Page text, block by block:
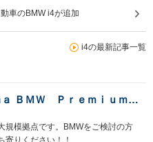
車のBMW i4が追加
i4の最新記事一覧
Ｍｏｔｏｒｅｎ Ｓａｉｔａｍａ ＢＭＷ Ｐｒｅｍｉｕｍ Ｓｅｌｅｃｔｉｏｎ 浦和美園
規模拠点です。BMWをご検討の方
寄りください！！